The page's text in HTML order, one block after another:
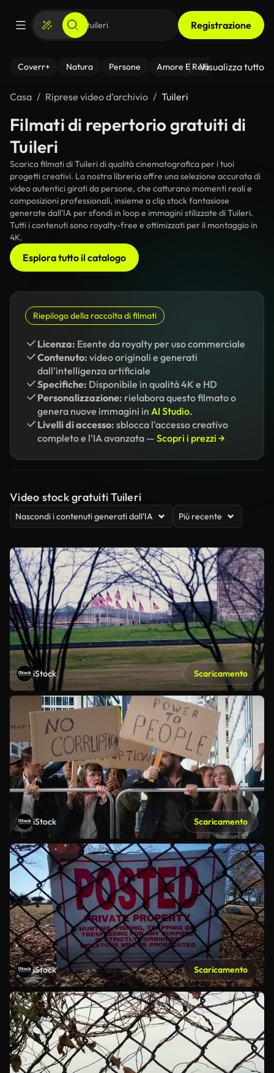
Registrazione
Coverr+ Natura Persone Amore E Relazioni Il
Visualizza tutto
Casa Riprese video d’archivio Tuileri
Filmati di repertorio gratuiti di
Tuileri
Scarica filmati di Tuileri di qualità cinematografica per i tuoi
progetti creativi. La nostra libreria offre una selezione accurata di
video autentici girati da persone, che catturano momenti reali e
composizioni professionali, insieme a clip stock fantasiose
generate dall'IA per sfondi in loop e immagini stilizzate di Tuileri.
Tutti i contenuti sono royalty-free e ottimizzati per il montaggio in
4K.
Esplora tutto il catalogo
Riepilogo della raccolta di filmati
Licenza: Esente da royalty per uso commerciale
Contenuto: video originali e generati
dall'intelligenza artificiale
Specifiche: Disponibile in qualità 4K e HD
Personalizzazione: rielabora questo filmato o
genera nuove immagini in AI Studio.
Livelli di accesso: sblocca l'accesso creativo
completo e l'IA avanzata — Scopri i prezzi →
Video stock gratuiti Tuileri
Nascondi i contenuti generati dall’IA Più recente
iStock Scaricamento
iStock Scaricamento
iStock Scaricamento